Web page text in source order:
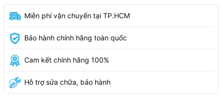
Miễn phí vận chuyển tại TP.HCM
Bảo hành chính hãng toàn quốc
Cam kết chính hãng 100%
Hỗ trợ sửa chữa, bảo hành